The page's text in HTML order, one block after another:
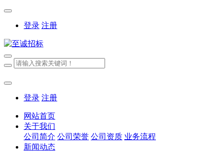
登录 注册
登录 注册
网站首页
关于我们
公司简介 公司荣誉 公司资质 业务流程
新闻动态